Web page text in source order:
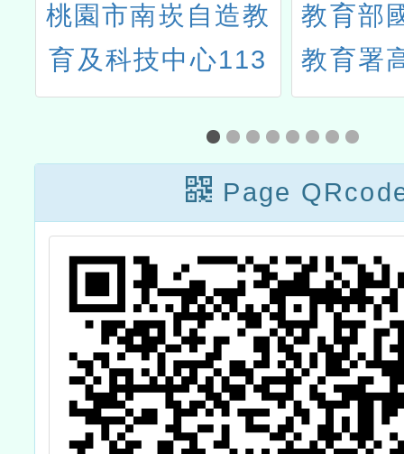
能
教育部國民及學前
教育署高級中等學
校教師本土語文認
證培訓實施計畫
─113年原住民族
語認證加強班（11
月）
轉知
及
114
Page